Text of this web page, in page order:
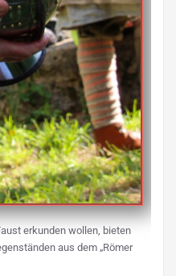
erkunden wollen, bieten
aus dem „Römer